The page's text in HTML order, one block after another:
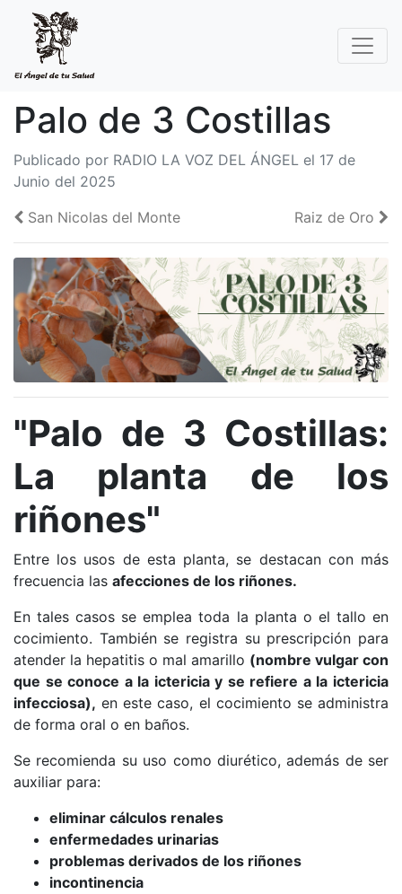
Palo de 3 Costillas
Publicado por RADIO LA VOZ DEL ÁNGEL el 17 de
Junio del 2025
San Nicolas del Monte
Raiz de Oro
"Palo de 3 Costillas:
La planta de los
riñones"
Entre los usos de esta planta, se destacan con más
frecuencia las afecciones de los riñones.
En tales casos se emplea toda la planta o el tallo en
cocimiento. También se registra su prescripción para
atender la hepatitis o mal amarillo (nombre vulgar con
que se conoce a la ictericia y se refiere a la ictericia
infecciosa), en este caso, el cocimiento se administra
de forma oral o en baños.
Se recomienda su uso como diurético, además de ser
auxiliar para:
eliminar cálculos renales
enfermedades urinarias
problemas derivados de los riñones
incontinencia